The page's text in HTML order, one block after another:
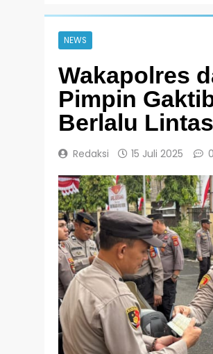
NEWS
Wakapolres
Pimpin
Berlalu
Redaksi 15 Juli 2025 0